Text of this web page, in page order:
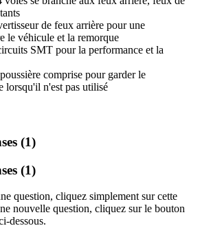
de feux arrière pour une
le véhicule et la remorque
SMT pour la performance et la
comprise pour garder le
lorsqu'il n'est pas utilisé
(1)
(1)
question, cliquez simplement sur cette
nouvelle question, cliquez sur le bouton
dessous.